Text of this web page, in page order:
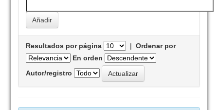
Resultados por página |Ordenar por
En orden
Autor/registro